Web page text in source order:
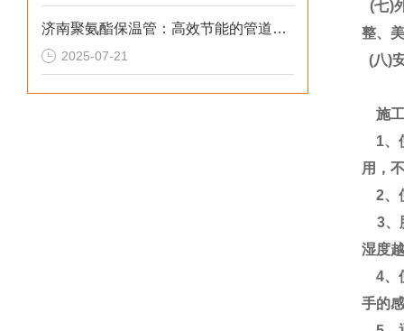
济南聚氨酯保温管：高效节能的管道保温材料
2025-07-21
(七)
整、
(八)
施
1、
用，
2、
3、
湿度
4、
手的